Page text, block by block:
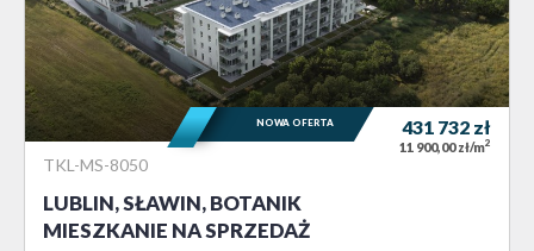
TKL-MS-8050
LUBLIN, SŁAWIN, BOTANIK
MIESZKANIE NA SPRZEDAŻ
431 732 zł
11 900,00 zł/m2
NOWA OFERTA